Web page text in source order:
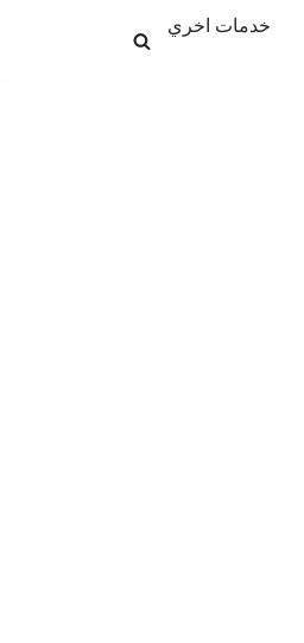
خدمات اخري